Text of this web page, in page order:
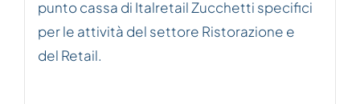
punto cassa di Italretail Zucchetti specifici
per le attività del settore Ristorazione e
del Retail.